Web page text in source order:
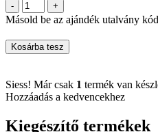
- +
Másold be az ajándék utalvány
Kosárba tesz
Siess! Már csak 1 termék van
Hozzáadás a kedvencekhez
Kiegészítő termékek